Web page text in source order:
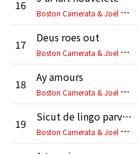
16
B
oston Camerata & Joel Cohen
17
Deus roes out
B
oston Camerata & Joel Cohen
18
Ay amours
B
oston Camerata & Joel Cohen
19
Sicut de lingo parvulus
B
oston Camerata & Joel Cohen